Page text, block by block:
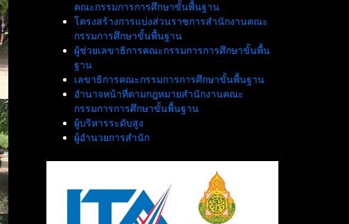
คณะกรรมการการศึกษาขั้นพื้นฐาน
โครงสร้างการแบ่งส่วนราชการสำนักงานคณะ
กรรมการศึกษาขั้นพื้นฐาน
ผู้ช่วยเลขาธิการคณะกรรมการการศึกษาขั้นพื้น
ฐาน
เลขาธิการคณะกรรมการการศึกษาขั้นพื้นฐาน
อำนาจหน้าที่ตามกฎหมายสำนักงานคณะ
กรรมการการศึกษาขั้นพื้นฐาน
ผู้บริหารระดับสูง
ผู้อำนวยการสำนัก